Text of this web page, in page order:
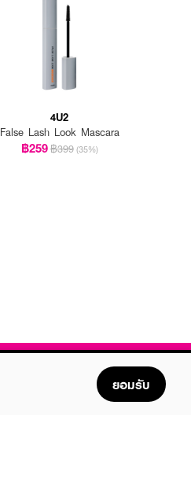
4U2
False Lash Look Mascara
฿259฿399 (35%)
ยอมรับ